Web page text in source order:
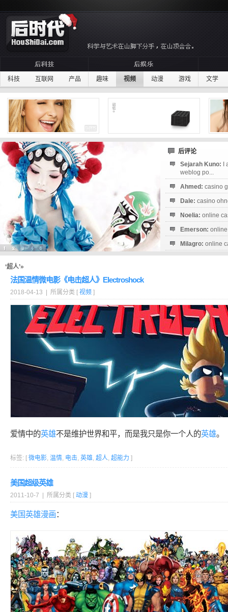
科技 互联网 产品 趣味 视频 动漫 游戏 文学
后评论
Sejarah Kuno:
weblog po...
Ahmed: casino
Dale: casino
Noelia: online
Emerson:
Milagro: online
‘超人’»
法国温情微电影《电击超人》Electroshock
2018-04-13 | 所属分类 [ 视频 ]
爱情中的英雄不是维护世界和平，而是我只是你一个人的英雄。
标签: [ 微电影, 温情, 电击, 英雄, 超人, 超能力 ]
美国超级英雄
2011-10-7 | 所属分类 [ 动漫 ]
美国英雄漫画：